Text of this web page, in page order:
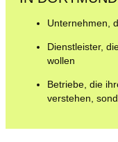
Unternehmen,
Dienstleister,
wollen
Betriebe, die
verstehen,